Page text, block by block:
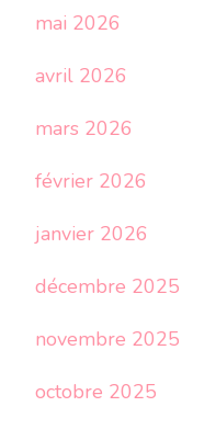
mai 2026
avril 2026
mars 2026
février 2026
janvier 2026
décembre 2025
novembre 2025
octobre 2025